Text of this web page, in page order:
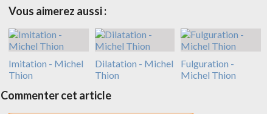
Vous aimerez aussi :
Imitation - Michel
Thion
Dilatation - Michel
Thion
Fulguration -
Michel Thion
Commenter cet article